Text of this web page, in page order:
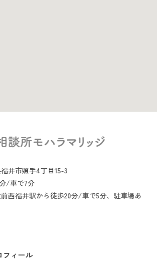
井市照手4丁目15-3
/車で7分
西福井駅から徒歩20分/車で5分、駐車場あ
フィール